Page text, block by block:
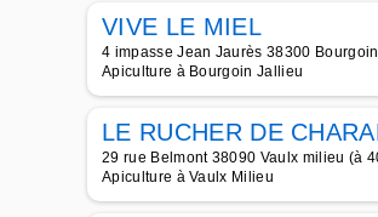
VIVE LE MIEL
4 impasse Jean Jaurès 38300
Apiculture à Bourgoin Jallieu
LE RUCHER DE
29 rue Belmont 38090 Vaulx milieu (à
Apiculture à Vaulx Milieu